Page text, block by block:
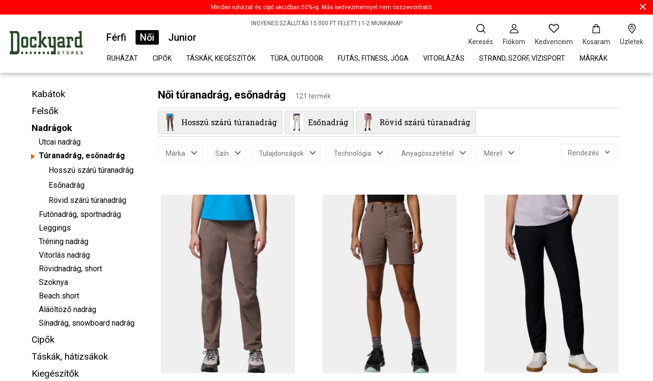
Minden ruházat és cipő akcióban 50%-ig. Más kedvezménnyel nem összevonható.
INGYENES SZÁLLÍTÁS 15 000 FT FELETT | 1-2 MUNKANAP
Férfi Női Junior
RUHÁZAT CIPŐK TÁSKÁK, KIEGÉSZÍTŐK TÚRA, OUTDOOR FUTÁS, FITNESS, JÓGA VITORLÁZÁS STRAND, SZÖRF, VÍZISPORT MÁRKÁK
Keresés Fiókom Kedvenceim Kosaram Üzletek
Kabátok
Felsők
Nadrágok
Utcai nadrág
Túranadrág, esőnadrág
Hosszú szárú túranadrág
Esőnadrág
Rövid szárú túranadrág
Futónadrág, sportnadrág
Leggings
Tréning nadrág
Vitorlás nadrág
Rövidnadrág, short
Szoknya
Beach short
Aláöltöző nadrág
Sínadrág, snowboard nadrág
Cipők
Táskák, hátizsákok
Kiegészítők
Női túranadrág, esőnadrág 121 termék
Hosszú szárú túranadrág Esőnadrág Rövid szárú túranadrág
Márka Szín Tulajdonságok Technológia Anyagösszetétel Méret Rendezés